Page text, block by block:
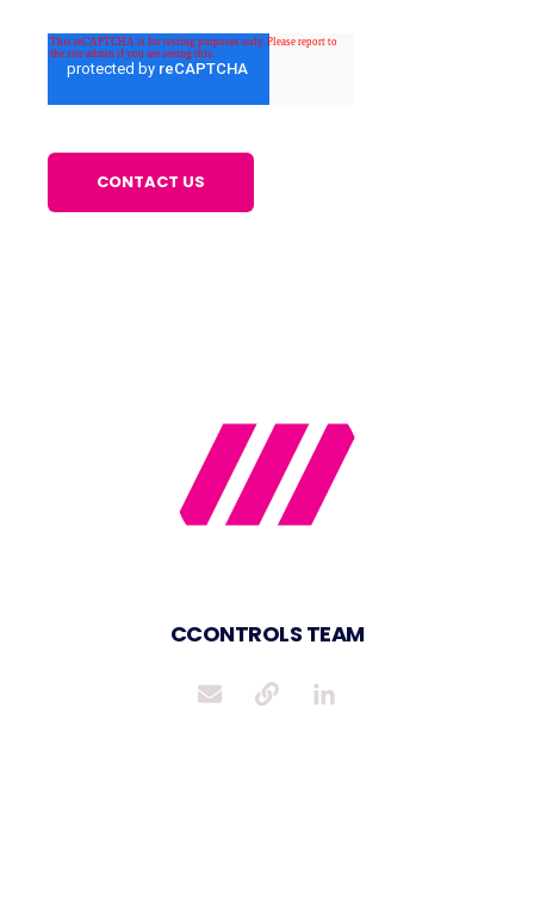
CCONTROLS TEAM